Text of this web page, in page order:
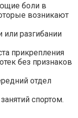
боли в
возникают
или разгибании
прикрепления
без признаков
отдел
спортом.